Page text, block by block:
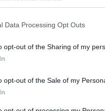
Data Processing Opt Outs
opt-out of the Sharing of my
opt-out of the Sale of my
υπήρξε
Υόρκη την Τρίτη